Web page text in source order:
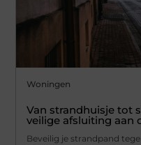
Woningen
Van strandhuisje tot
veilige afsluiting aan
Beveilig je strandpand